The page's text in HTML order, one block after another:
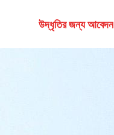
উদ্ধৃতির জন্য আবেদন